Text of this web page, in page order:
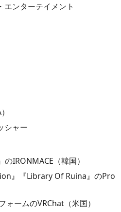
エンターテイメント
シャー
のIRONMACE（韓国）
』『Library Of Ruina』のPro
ォームのVRChat（米国）